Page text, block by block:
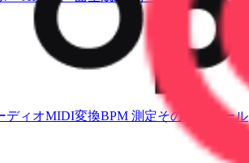
ディオMIDI変換BPM 測定その他のツール